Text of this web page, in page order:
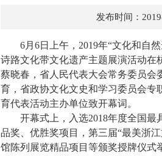
发布时间：
6月6日上午，2019年“文化和自然
诗路文化带文化遗产主题展演活动在
蔡晓春，省人民代表大会常务委员会
育，省政协文化文史和学习委员会专
育代表活动主办单位致开幕词。
开幕式上，入选2018年度全国最
品奖、优胜奖项目，第三届“最美浙
馆陈列展览精品项目等颁奖授牌仪式